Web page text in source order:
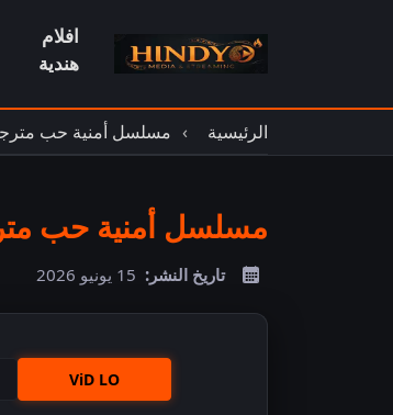
افلام
هندية
الرئيسية مسلسل أمنية حب
مسلسل أمنية حب
تاريخ النشر: 15 يونيو 2026
ViD LO